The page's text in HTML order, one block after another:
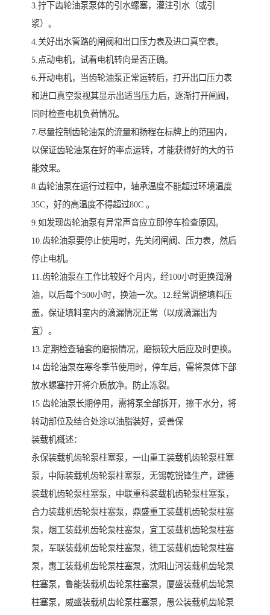
3.拧下齿轮油泵泵体的引水螺塞，灌注引水（或引
浆）。
4.关好出水管路的闸阀和出口压力表及进口真空表。
5.点动电机，试看电机转向是否正确。
6.开动电机，当齿轮油泵正常运转后，打开出口压力表
和进口真空泵视其显示出适当压力后，逐渐打开闸阀，
同时检查电机负荷情况。
7.尽量控制齿轮油泵的流量和扬程在标牌上的范围内，
以保证齿轮油泵在好的率点运转，才能获得好的大的节
能效果。
8.齿轮油泵在运行过程中，轴承温度不能超过环境温度
35C，好的高温度不得超过80C 。
9.如发现齿轮油泵有异常声音应立即停车检查原因。
10.齿轮油泵要停止使用时，先关闭闸阀、压力表，然后
停止电机。
11.齿轮油泵在工作比较好个月内，经100小时更换润滑
油，以后每个500小时，换油一次。12.经常调整填料压
盖，保证填料室内的滴漏情况正常（以成滴漏出为
宜）。
13.定期检查轴套的磨损情况，磨损较大后应及时更换。
14.齿轮油泵在寒冬季节使用时，停车后，需将泵体下部
放水螺塞拧开将介质放净。防止冻裂。
15.齿轮油泵长期停用，需将泵全部拆开，擦干水分，将
转动部位及结合处涂以油脂装好，妥善保
装载机概述：
永保装载机齿轮泵柱塞泵，一山重工装载机齿轮泵柱塞
泵，中际装载机齿轮泵柱塞泵，无锡乾锐锋生产，建德
装载机齿轮泵柱塞泵，中联重科装载机齿轮泵柱塞泵，
合力装载机齿轮泵柱塞泵，鼎盛重工装载机齿轮泵柱塞
泵，烟工装载机齿轮泵柱塞泵，宜工装载机齿轮泵柱塞
泵，军联装载机齿轮泵柱塞泵，德工装载机齿轮泵柱塞
泵，惠工装载机齿轮泵柱塞泵，沈阳山河装载机齿轮泵
柱塞泵，鲁能装载机齿轮泵柱塞泵，厦盛装载机齿轮泵
柱塞泵，威盛装载机齿轮泵柱塞泵，愚公装载机齿轮泵